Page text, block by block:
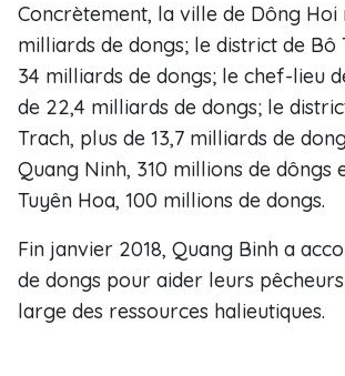
Concrètement, la ville de Dông Hoi
milliards de dongs; le district de Bô
34 milliards de dongs; le chef-lieu
de 22,4 milliards de dongs; le
Trach, plus de 13,7 milliards de
Quang Ninh, 310 millions de dôngs
Tuyên Hoa, 100 millions de dongs.
Fin janvier 2018, Quang Binh a
de dongs pour aider leurs
large des ressources halieutiques.